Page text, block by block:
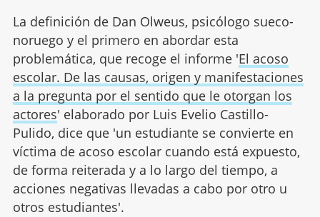
La definición de Dan Olweus, psicólogo sueco-
noruego y el primero en abordar esta
problemática, que recoge el informe 'El acoso
escolar. De las causas, origen y manifestaciones
a la pregunta por el sentido que le otorgan los
actores' elaborado por Luis Evelio Castillo-
Pulido, dice que 'un estudiante se convierte en
víctima de acoso escolar cuando está expuesto,
de forma reiterada y a lo largo del tiempo, a
acciones negativas llevadas a cabo por otro u
otros estudiantes'.